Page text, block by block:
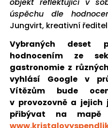
úspěchu dle
Jungvirt, kreativní ředitel
Vybraných deset
hodnocením ze
gastronomie z
vyhlásí Google v
Vítězům bude
v provozovně a jejich
přibývat na mapě